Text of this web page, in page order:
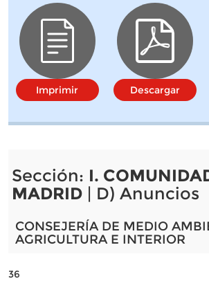
Imprimir Descargar
Sección: I.
MADRID| D) Anuncios
CONSEJERÍA DE MEDIO
AGRICULTURA E INTERIOR
36